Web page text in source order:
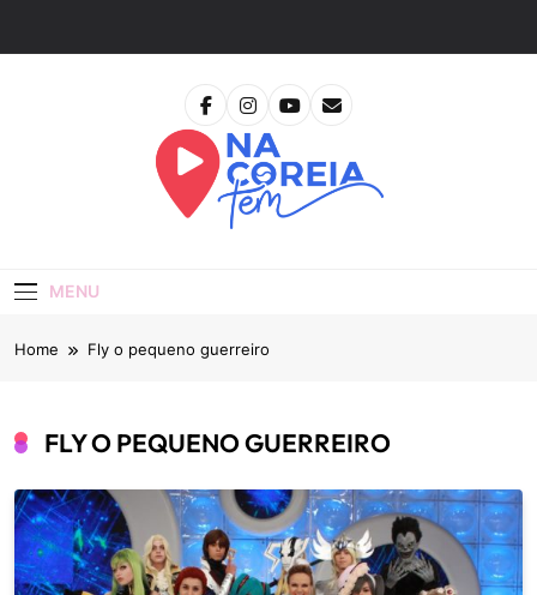
MENU
Home Fly o pequeno guerreiro
FLY O PEQUENO GUERREIRO